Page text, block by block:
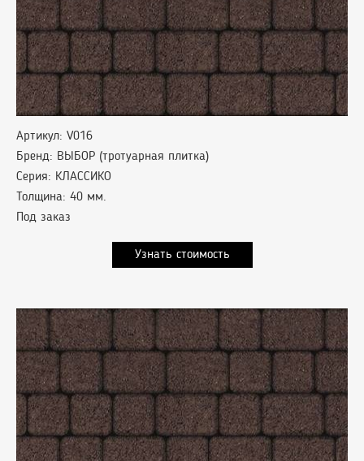
Артикул: V016
Бренд: ВЫБОР (тротуарная плитка)
Серия: КЛАССИКО
Толщина: 40 мм.
Под заказ
Узнать стоимость